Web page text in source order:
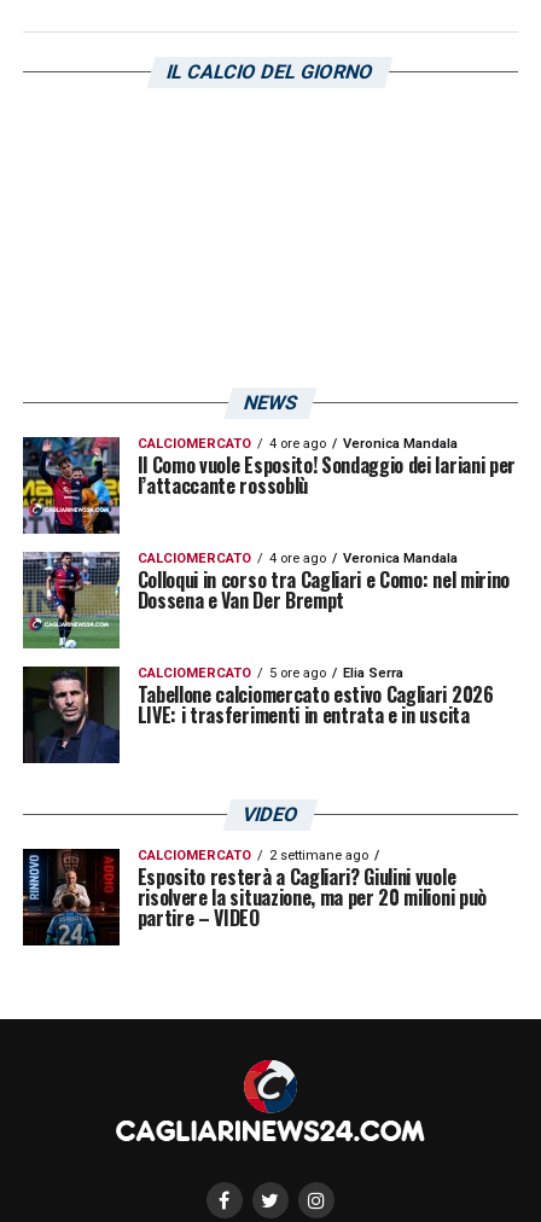
IL CALCIO DEL GIORNO
NEWS
CALCIOMERCATO 4 ore ago Veronica Mandala
Il Como vuole Esposito! Sondaggio dei lariani per
l’attaccante rossoblù
CALCIOMERCATO 4 ore ago Veronica Mandala
Colloqui in corso tra Cagliari e Como: nel mirino
Dossena e Van Der Brempt
CALCIOMERCATO 5 ore ago Elia Serra
Tabellone calciomercato estivo Cagliari 2026
LIVE: i trasferimenti in entrata e in uscita
VIDEO
CALCIOMERCATO 2 settimane ago
Esposito resterà a Cagliari? Giulini vuole
risolvere la situazione, ma per 20 milioni può
partire – VIDEO